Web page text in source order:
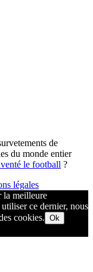
de
du monde entier
le football ?​
légales
la meilleure
ce dernier, nous
cookies. Ok